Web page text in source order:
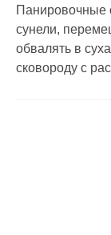
Панировочные
сунели,
обвалять в
сковороду с